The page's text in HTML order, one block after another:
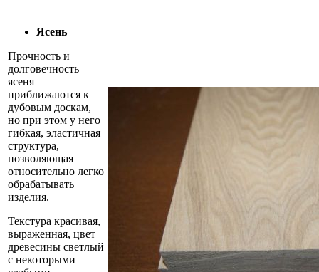
Ясень
Прочность и
долговечность
ясеня
приближаются к
дубовым доскам,
но при этом у него
гибкая, эластичная
структура,
позволяющая
относительно легко
обрабатывать
изделия.
Текстура красивая,
выраженная, цвет
древесины светлый
с некоторыми